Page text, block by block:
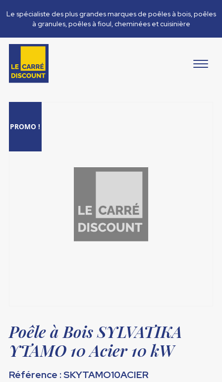
Le spécialiste des plus grandes marques de poêles à bois, poêles
à granules, poêles à fioul, cheminées et cuisinière
PROMO !
Poêle à Bois SYLVATIKA
YTAMO 10 Acier 10 kW
Référence : SKYTAMO10ACIER